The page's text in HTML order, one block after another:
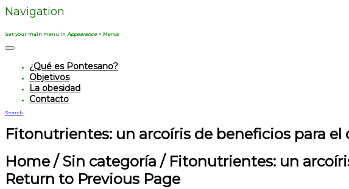
Navigation
Set your main menu in Appearance > Menus
¿Qué es Pontesano?
Objetivos
La obesidad
Contacto
Search
Fitonutrientes: un arcoíris de beneficios para el
Home / Sin categoría / Fitonutrientes: un
Return to Previous Page